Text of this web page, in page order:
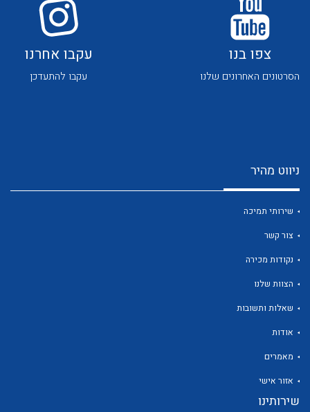
לכל מוצרי היצרן לכל מוצרי היצרן
צפו בנו
הסרטונים האחרונים שלנו
עקבו אחרנו
עקבו להתעדכן
ניווט מהיר
שירותי תמיכה
צור קשר
נקודות מכירה
הצוות שלנו
שאלות ותשובות
אודות
מאמרים
אזור אישי
שירותינו